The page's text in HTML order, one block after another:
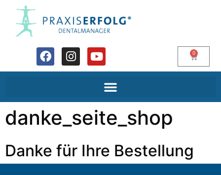
0
danke_seite_shop
Danke für Ihre Bestellung